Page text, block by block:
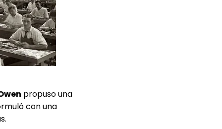
propuso una
con una